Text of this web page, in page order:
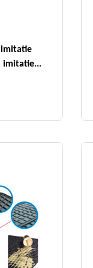
imitatie...